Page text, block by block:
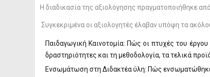
Η διαδικασία της αξιολόγησης πραγματοποιήθηκε
Συγκεκριμένα οι αξιολογητές έλαβαν υπόψη τα
Παιδαγωγική Καινοτομία: Πώς οι πτυχές του
δραστηριότητες και τη μεθοδολογία, τα τελικά
Ενσωμάτωση στη Διδακτέα ύλη: Πώς